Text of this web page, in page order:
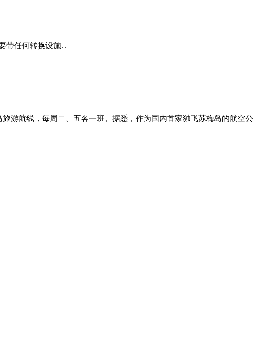
带任何转换设施...
游航线，每周二、五各一班。据悉，作为国内首家独飞苏梅岛的航空公